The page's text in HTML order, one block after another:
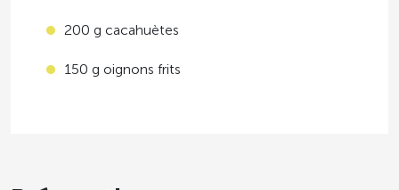
200 g cacahuètes
150 g oignons frits